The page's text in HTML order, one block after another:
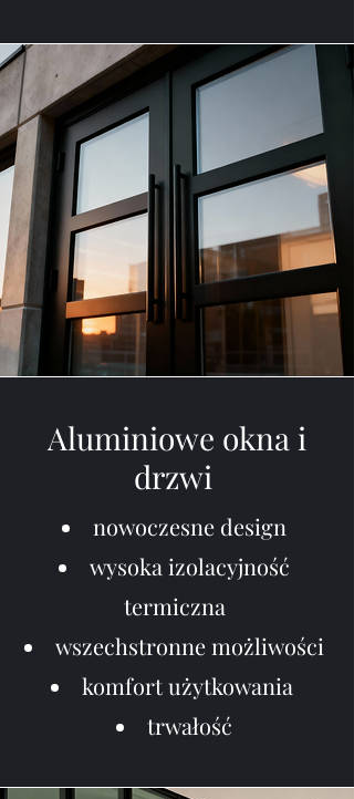
Aluminiowe okna i
drzwi
nowoczesne design
wysoka izolacyjność
termiczna
wszechstronne możliwości
komfort użytkowania
trwałość